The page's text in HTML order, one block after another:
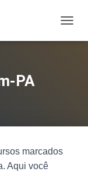
L
PA
marcados
Aqui você